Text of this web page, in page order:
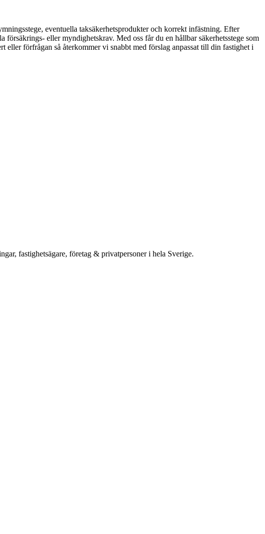
eventuella taksäkerhetsprodukter och korrekt infästning. Efter
eller myndighetskrav. Med oss får du en hållbar säkerhetsstege som
förfrågan så återkommer vi snabbt med förslag anpassat till din fastighet i
fastighetsägare, företag & privatpersoner i hela Sverige.